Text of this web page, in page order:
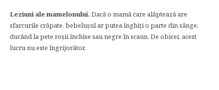
Leziuni ale mamelonului. Dacă o mamă care alăptează are
sfarcurile crăpate, bebelușul ar putea înghiți o parte din sânge,
ducând la pete roșii închise sau negre în scaun. De obicei, acest
lucru nu este îngrijorător.